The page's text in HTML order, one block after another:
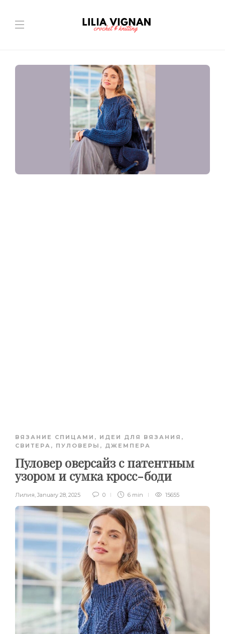
ВЯЗАНИЕ СПИЦАМИ , ИДЕИ ДЛЯ ВЯЗАНИЯ ,
СВИТЕРА, ПУЛОВЕРЫ, ДЖЕМПЕРА
Пуловер оверсайз с патентным
узором и сумка кросс-боди
Лилия, January 28, 2025 0 6 min 15655